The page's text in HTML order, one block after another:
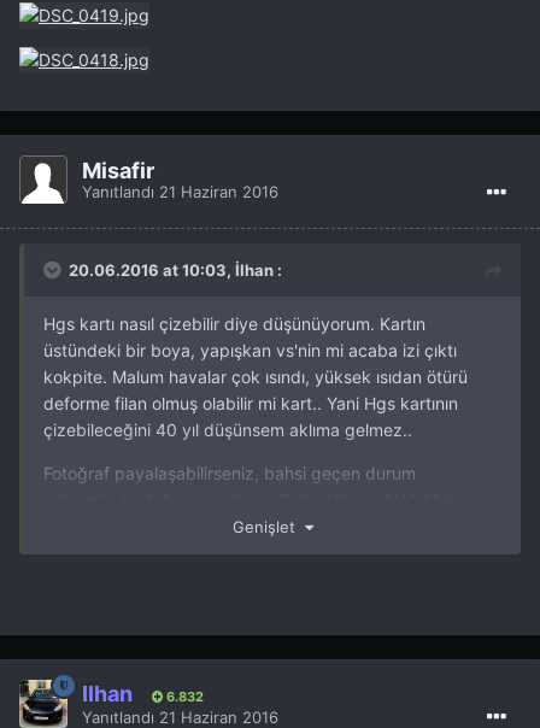
Misafir
Yanıtlandı 21 Haziran 2016
20.06.2016 at 10:03, İlhan :
Hgs kartı nasıl çizebilir diye düşünüyorum. Kartın
üstündeki bir boya, yapışkan vs'nin mi acaba izi çıktı
kokpite. Malum havalar çok ısındı, yüksek ısıdan ötürü
deforme filan olmuş olabilir mi kart.. Yani Hgs kartının
çizebileceğini 40 yıl düşünsem aklıma gelmez..
Fotoğraf payalaşabilirseniz, bahsi geçen durum
Genişlet
İlhan 6.832
Yanıtlandı 21 Haziran 2016